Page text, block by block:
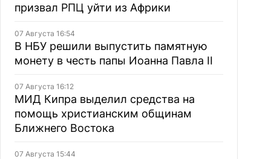
призвал РПЦ уйти из Африки
07 Августа 16:54
В НБУ решили выпустить памятную
монету в честь папы Иоанна Павла II
07 Августа 16:12
МИД Кипра выделил средства на
помощь христианским общинам
Ближнего Востока
07 Августа 15:44